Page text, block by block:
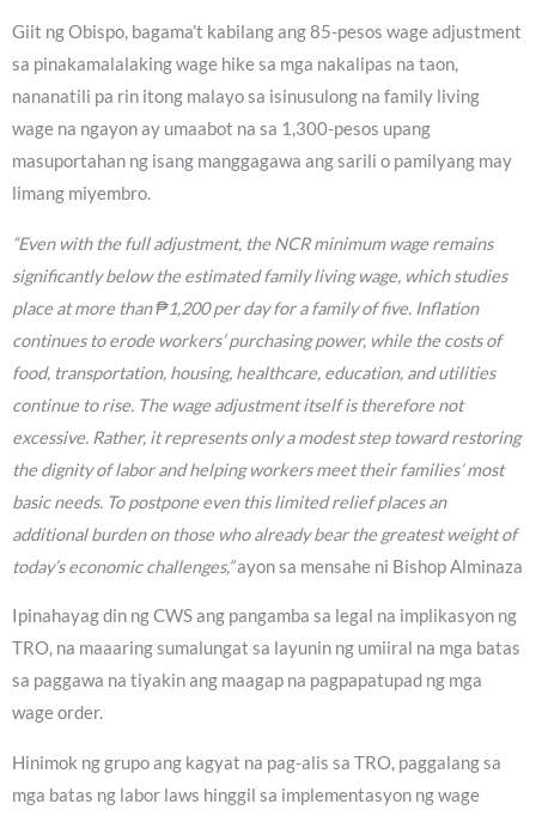
Giit ng Obispo, bagama’t kabilang ang 85-pesos wage adjustment
sa pinakamalalaking wage hike sa mga nakalipas na taon,
nananatili pa rin itong malayo sa isinusulong na family living
wage na ngayon ay umaabot na sa 1,300-pesos upang
masuportahan ng isang manggagawa ang sarili o pamilyang may
limang miyembro.
“Even with the full adjustment, the NCR minimum wage remains
significantly below the estimated family living wage, which studies
place at more than ₱1,200 per day for a family of five. Inflation
continues to erode workers’ purchasing power, while the costs of
food, transportation, housing, healthcare, education, and utilities
continue to rise. The wage adjustment itself is therefore not
excessive. Rather, it represents only a modest step toward restoring
the dignity of labor and helping workers meet their families’ most
basic needs. To postpone even this limited relief places an
additional burden on those who already bear the greatest weight of
today’s economic challenges,”ayon sa mensahe ni Bishop Alminaza
Ipinahayag din ng CWS ang pangamba sa legal na implikasyon ng
TRO, na maaaring sumalungat sa layunin ng umiiral na mga batas
sa paggawa na tiyakin ang maagap na pagpapatupad ng mga
wage order.
Hinimok ng grupo ang kagyat na pag-alis sa TRO, paggalang sa
mga batas ng labor laws hinggil sa implementasyon ng wage